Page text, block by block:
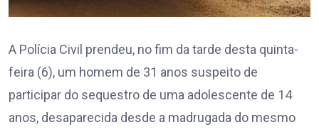
A Polícia Civil prendeu, no fim da tarde desta quinta-
feira (6), um homem de 31 anos suspeito de
participar do sequestro de uma adolescente de 14
anos, desaparecida desde a madrugada do mesmo